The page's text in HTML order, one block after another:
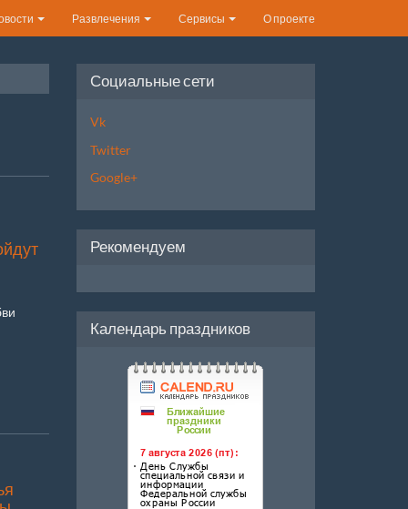
Развлечения Сервисы О проекте
Социальные сети
Vk
Twitter
Google+
Рекомендуем
Календарь праздников